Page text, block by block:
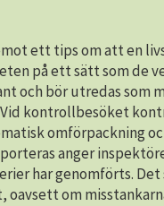
ett tips om att en
på ett sätt som de
och bör utredas som
kontrollbesöket
omförpackning
anger
har genomförts.
om